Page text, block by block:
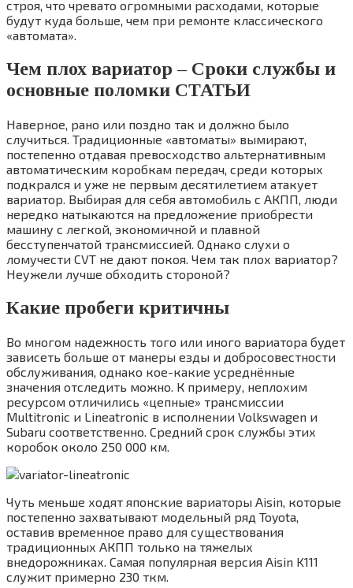
строя, что чревато огромными расходами, которые
будут куда больше, чем при ремонте классического
«автомата».
Чем плох вариатор – Сроки службы и
основные поломки СТАТЬИ
Наверное, рано или поздно так и должно было
случиться. Традиционные «автоматы» вымирают,
постепенно отдавая превосходство альтернативным
автоматическим коробкам передач, среди которых
подкрался и уже не первым десятилетием атакует
вариатор. Выбирая для себя автомобиль с АКПП, люди
нередко натыкаются на предложение приобрести
машину с легкой, экономичной и плавной
бесступенчатой трансмиссией. Однако слухи о
ломучести CVT не дают покоя. Чем так плох вариатор?
Неужели лучше обходить стороной?
Какие пробеги критичны
Во многом надежность того или иного вариатора будет
зависеть больше от манеры езды и добросовестности
обслуживания, однако кое-какие усреднённые
значения отследить можно. К примеру, неплохим
ресурсом отличились «цепные» трансмиссии
Multitronic и Lineatronic в исполнении Volkswagen и
Subaru соответственно. Средний срок службы этих
коробок около 250 000 км.
Чуть меньше ходят японские вариаторы Aisin, которые
постепенно захватывают модельный ряд Toyota,
оставив временное право для существования
традиционных АКПП только на тяжелых
внедорожниках. Самая популярная версия Aisin K111
служит примерно 230 ткм.